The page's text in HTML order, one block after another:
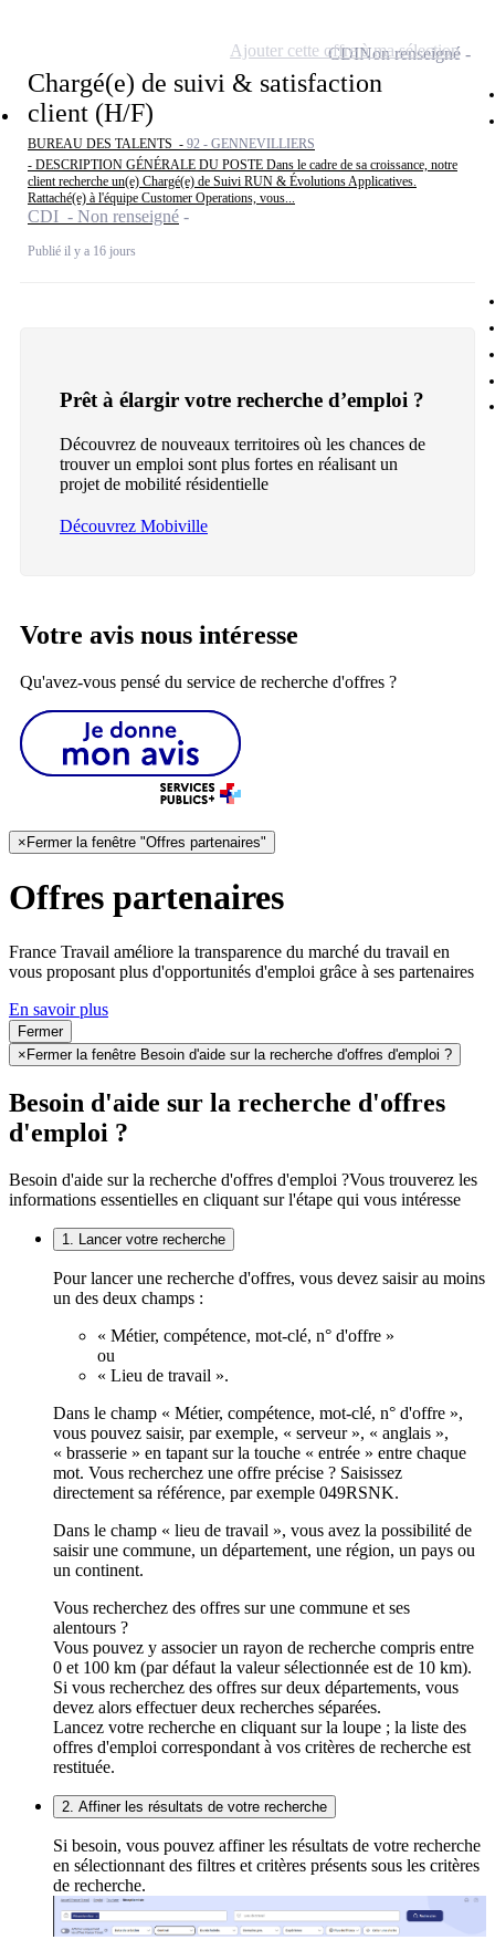
Chargé(e) de suivi & satisfaction
client (H/F)
BUREAU DES TALENTS - 92 - GENNEVILLIERS
- DESCRIPTION GÉNÉRALE DU POSTE Dans le cadre de sa croissance, notre
client recherche un(e) Chargé(e) de Suivi RUN & Évolutions Applicatives.
Rattaché(e) à l'équipe Customer Operations, vous...
CDI - Non renseigné
Publié il y a 16 jours
CDINon renseigné
Ajouter cette offre à ma sélection
Prêt à élargir votre recherche d’emploi ?
Découvrez de nouveaux territoires où les chances de
trouver un emploi sont plus fortes en réalisant un
projet de mobilité résidentielle
Découvrez Mobiville
Votre avis nous intéresse
Qu'avez-vous pensé du service de recherche d'offres ?
× Fermer la fenêtre "Offres partenaires"
Offres partenaires
France Travail améliore la transparence du marché du travail en
vous proposant plus d'opportunités d'emploi grâce à ses partenaires
En savoir plus
Fermer
× Fermer la fenêtre Besoin d'aide sur la recherche d'offres d'emploi ?
Besoin d'aide sur la recherche d'offres
d'emploi ?
Besoin d'aide sur la recherche d'offres d'emploi ?Vous trouverez les
informations essentielles en cliquant sur l'étape qui vous intéresse
1. Lancer votre recherche
Pour lancer une recherche d'offres, vous devez saisir au moins
un des deux champs :
« Métier, compétence, mot-clé, n° d'offre »
ou
« Lieu de travail ».
Dans le champ « Métier, compétence, mot-clé, n° d'offre »,
vous pouvez saisir, par exemple, « serveur », « anglais »,
« brasserie » en tapant sur la touche « entrée » entre chaque
mot. Vous recherchez une offre précise ? Saisissez
directement sa référence, par exemple 049RSNK.
Dans le champ « lieu de travail », vous avez la possibilité de
saisir une commune, un département, une région, un pays ou
un continent.
Vous recherchez des offres sur une commune et ses
alentours ?
Vous pouvez y associer un rayon de recherche compris entre
0 et 100 km (par défaut la valeur sélectionnée est de 10 km).
Si vous recherchez des offres sur deux départements, vous
devez alors effectuer deux recherches séparées.
Lancez votre recherche en cliquant sur la loupe ; la liste des
offres d'emploi correspondant à vos critères de recherche est
restituée.
2. Affiner les résultats de votre recherche
Si besoin, vous pouvez affiner les résultats de votre recherche
en sélectionnant des filtres et critères présents sous les critères
de recherche.